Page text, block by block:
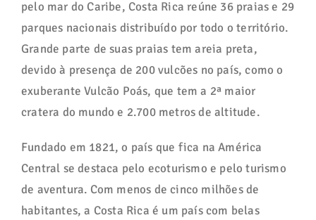
pelo mar do Caribe, Costa Rica reúne 36 praias e 29
parques nacionais distribuído por todo o território.
Grande parte de suas praias tem areia preta,
devido à presença de 200 vulcões no país, como o
exuberante Vulcão Poás, que tem a 2ª maior
cratera do mundo e 2.700 metros de altitude.
Fundado em 1821, o país que fica na América
Central se destaca pelo ecoturismo e pelo turismo
de aventura. Com menos de cinco milhões de
habitantes, a Costa Rica é um país com belas